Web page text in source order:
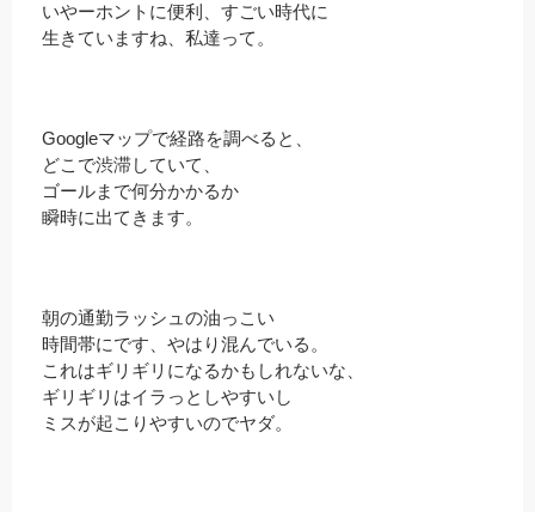
いやーホントに便利、すごい時代に
生きていますね、私達って。
Googleマップで経路を調べると、
どこで渋滞していて、
ゴールまで何分かかるか
瞬時に出てきます。
朝の通勤ラッシュの油っこい
時間帯にです、やはり混んでいる。
これはギリギリになるかもしれないな、
ギリギリはイラっとしやすいし
ミスが起こりやすいのでヤダ。